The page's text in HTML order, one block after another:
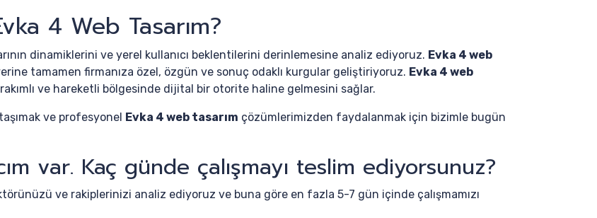
4 Web Tasarım?
dinamiklerini ve yerel kullanıcı beklentilerini derinlemesine analiz ediyoruz. Evka 4 web
tamamen firmanıza özel, özgün ve sonuç odaklı kurgular geliştiriyoruz. Evka 4 web
rakımlı ve hareketli bölgesinde dijital bir otorite haline gelmesini sağlar.
ve profesyonel Evka 4 web tasarım çözümlerimizden faydalanmak için bizimle bugün
var. Kaç günde çalışmayı teslim ediyorsunuz?
ve rakiplerinizi analiz ediyoruz ve buna göre en fazla 5-7 gün içinde çalışmamızı